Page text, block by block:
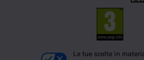
Le tue scelte in